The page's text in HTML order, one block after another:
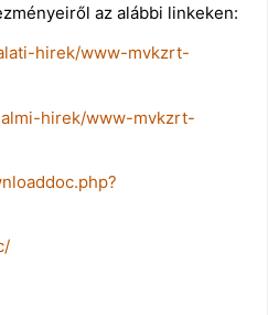
az alábbi linkeken:
hirek/www-mvkzrt-
hirek/www-mvkzrt-